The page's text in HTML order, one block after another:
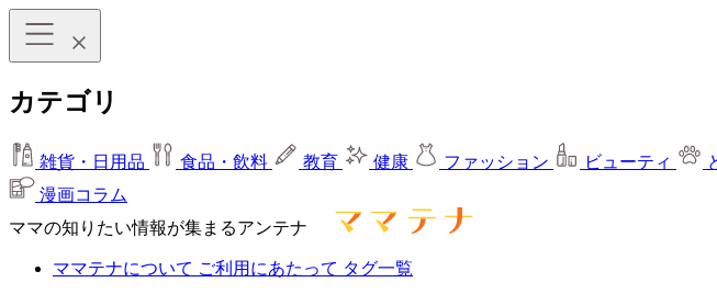
カテゴリ
雑貨・日用品 食品・飲料 教育 健康 ファッション ビューティ
漫画コラム
ママの知りたい情報が集まるアンテナ
ママテナについて ご利用にあたって タグ一覧